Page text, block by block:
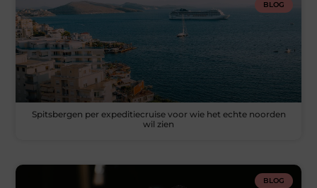
BLOG
Spitsbergen per expeditiecruise voor wie het echte noorden
wil zien
BLOG